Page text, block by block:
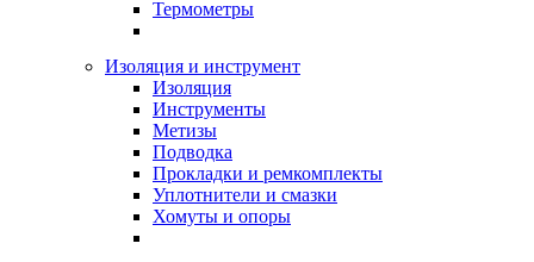
Термометры
Изоляция и инструмент
Изоляция
Инструменты
Метизы
Подводка
Прокладки и ремкомплекты
Уплотнители и смазки
Хомуты и опоры